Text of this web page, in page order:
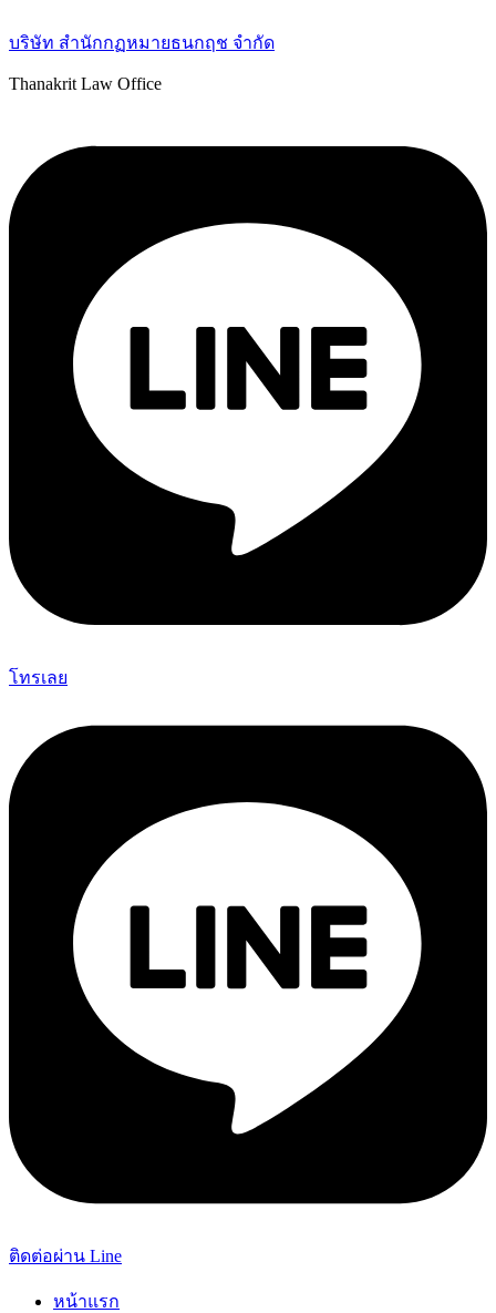
บริษัท สำนักกฏหมายธนกฤช จำกัด
Thanakrit Law Office
โทรเลย
ติดต่อผ่าน Line
หน้าแรก